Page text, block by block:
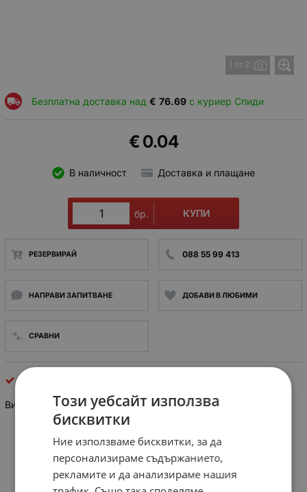
1 от 2
Безплатна доставка над 76.69
€ с куриер Спиди
0.04
€
В наличност Доставка и плащане
бр. КУПИ
РЕЗЕРВИРАЙ 088 55 99 413
НАПРАВИ ЗАПИТВАНЕ ДОБАВИ В ЛЮБИМИ
СРАВНИ
крепежни елементи
Винт за метал М5х20,цилиндрична глава с прав (-) шлиц, цяла резба
Този уебсайт използва
бисквитки
Ние използваме бисквитки, за да
персонализираме съдържанието,
рекламите и да анализираме нашия